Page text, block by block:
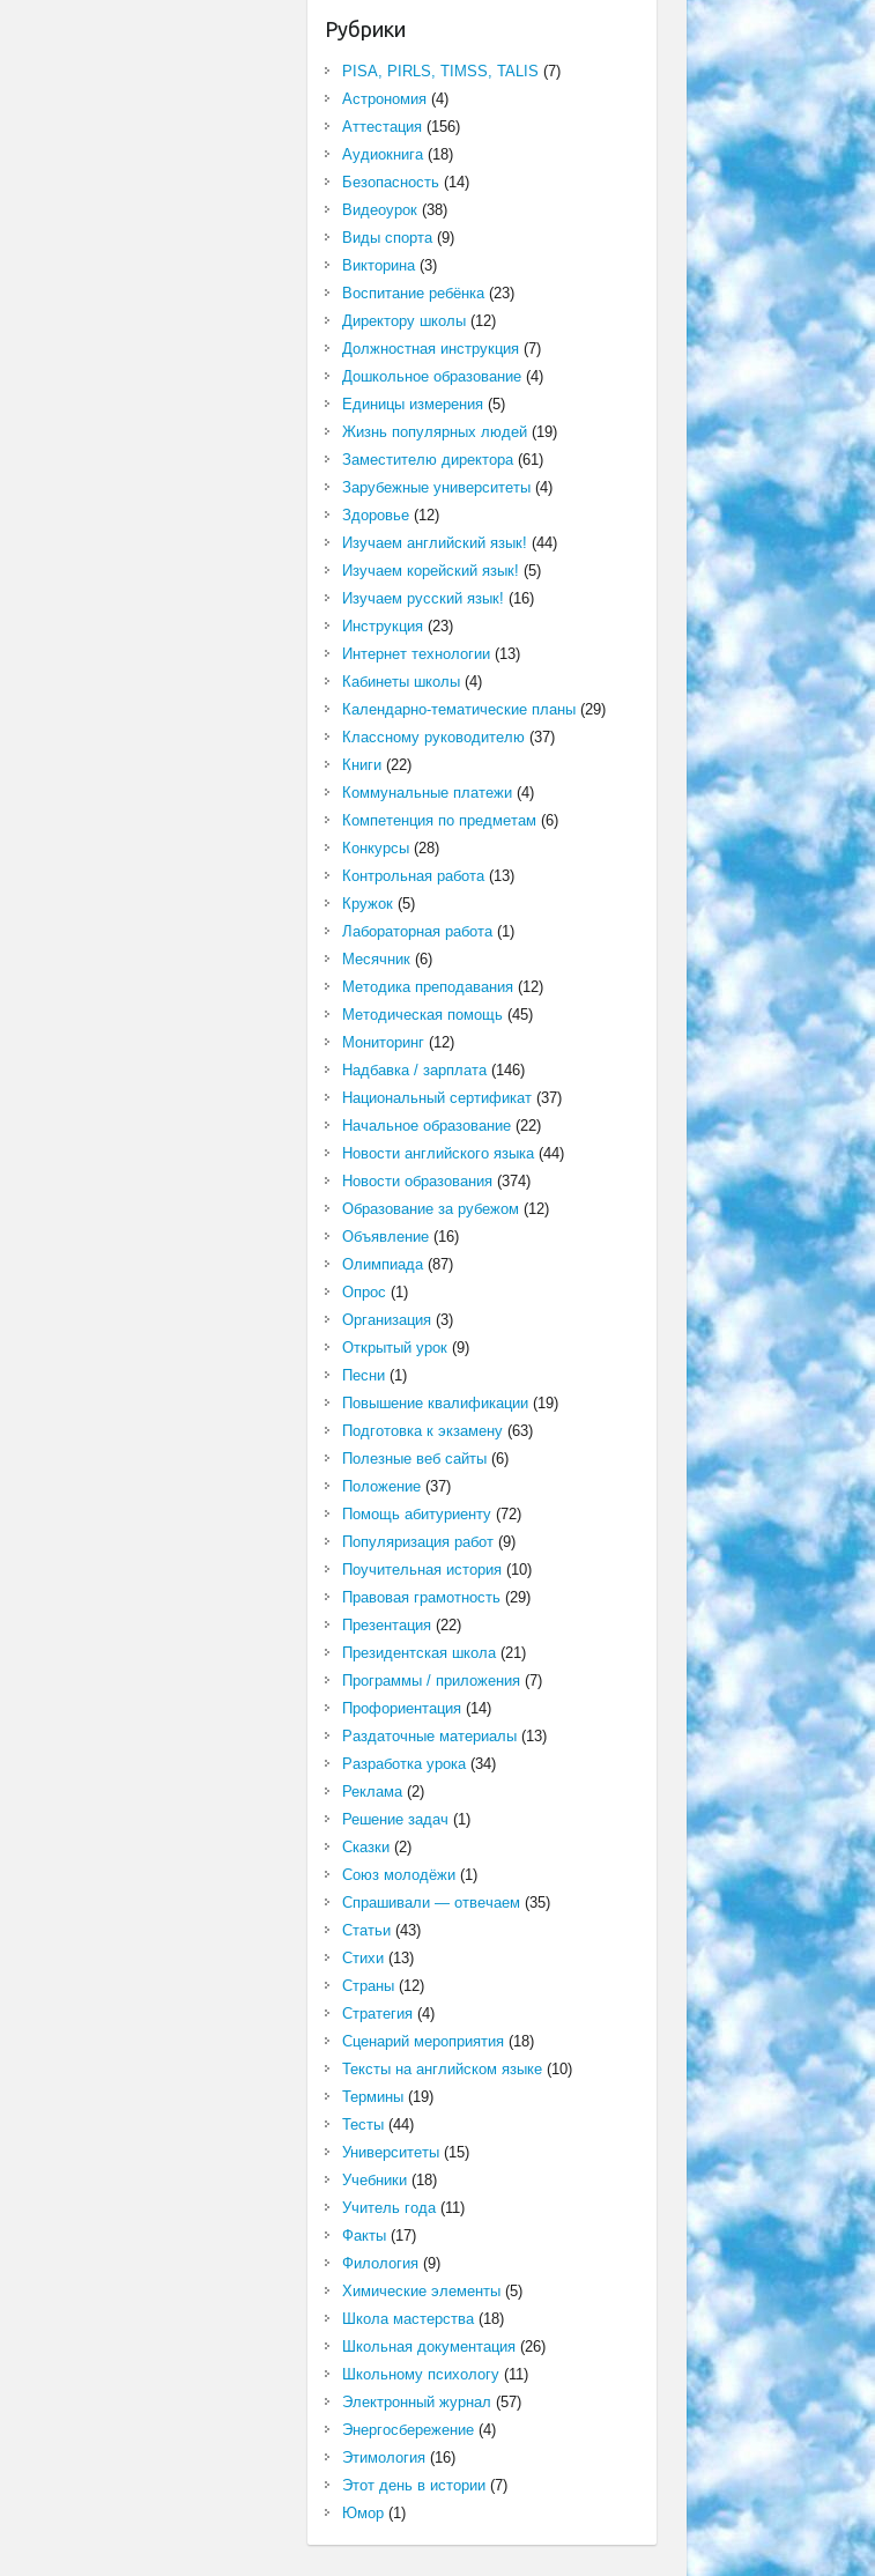
Рубрики
PISA, PIRLS, TIMSS, TALIS (7)
Астрономия(4)
Аттестация(156)
Аудиокнига(18)
Безопасность(14)
Видеоурок(38)
Виды спорта(9)
Викторина(3)
Воспитание ребёнка(23)
Директору школы(12)
Должностная инструкция(7)
Дошкольное образование(4)
Единицы измерения(5)
Жизнь популярных людей(19)
Заместителю директора(61)
Зарубежные университеты(4)
Здоровье(12)
Изучаем английский язык! (44)
Изучаем корейский язык! (5)
Изучаем русский язык! (16)
Инструкция(23)
Интернет технологии(13)
Кабинеты школы(4)
Календарно-тематические планы(29)
Классному руководителю(37)
Книги(22)
Коммунальные платежи(4)
Компетенция по предметам (6)
Конкурсы(28)
Контрольная работа(13)
Кружок(5)
Лабораторная работа(1)
Месячник(6)
Методика преподавания(12)
Методическая помощь(45)
Мониторинг(12)
Надбавка / зарплата(146)
Национальный сертификат(37)
Начальное образование(22)
Новости английского языка(44)
Новости образования(374)
Образование за рубежом (12)
Объявление(16)
Олимпиада(87)
Опрос (1)
Организация(3)
Открытый урок(9)
Песни(1)
Повышение квалификации(19)
Подготовка к экзамену(63)
Полезные веб сайты(6)
Положение(37)
Помощь абитуриенту(72)
Популяризация работ(9)
Поучительная история(10)
Правовая грамотность(29)
Презентация(22)
Президентская школа(21)
Программы / приложения(7)
Профориентация(14)
Раздаточные материалы(13)
Разработка урока(34)
Реклама(2)
Решение задач (1)
Сказки(2)
Союз молодёжи(1)
Спрашивали — отвечаем (35)
Статьи(43)
Стихи(13)
Страны(12)
Стратегия(4)
Сценарий мероприятия(18)
Тексты на английском языке(10)
Термины(19)
Тесты(44)
Университеты(15)
Учебники(18)
Учитель года(11)
Факты(17)
Филология(9)
Химические элементы(5)
Школа мастерства(18)
Школьная документация(26)
Школьному психологу(11)
Электронный журнал (57)
Энергосбережение(4)
Этимология(16)
Этот день в истории(7)
Юмор(1)